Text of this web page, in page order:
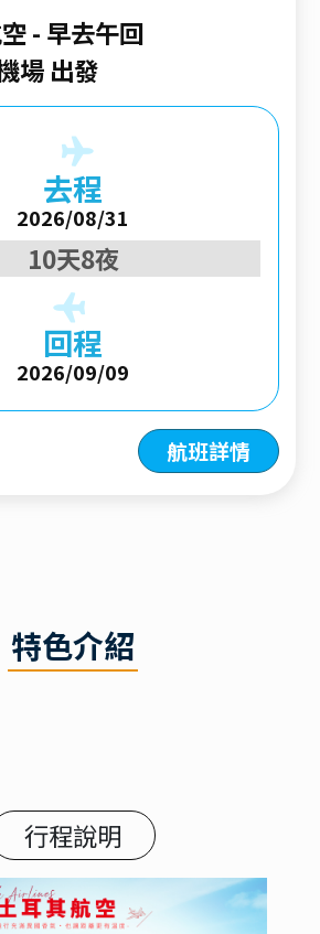
早去午回
場 出發
去程
2026/08/31
10天8夜
回程
2026/09/09
航班詳情
特色介紹
行程說明